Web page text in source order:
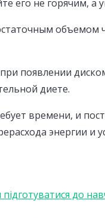
его не горячим,
объемом
появлении
диете.
времени, и
энергии и
підготуватися до